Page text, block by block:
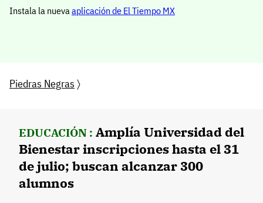
Instala la nuevaaplicación de El Tiempo MX
Piedras Negras 〉
EDUCACIÓN : Amplía Universidad del
Bienestar inscripciones hasta el 31
de julio; buscan alcanzar 300
alumnos